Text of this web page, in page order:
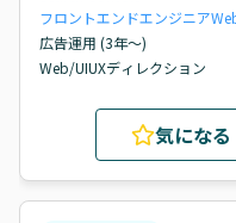
フロントエンドエンジニア
広告運用 (3年〜)
Web/UIUXディレクション
気になる